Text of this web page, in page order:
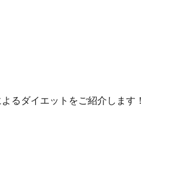
るダイエットをご紹介します！